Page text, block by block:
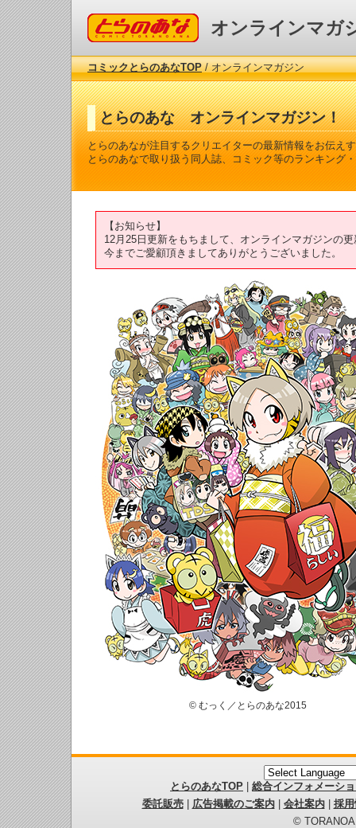
コミックとらのあな オンラインマガ
コミックとらのあなTOP/ オンラインマガジン
とらのあな オンラインマガジン！
とらのあなが注目するクリエイターの最新情報をお伝え
とらのあなで取り扱う同人誌、コミック等のランキング
【お知らせ】
12月25日更新をもちまして、オンラインマガジンの
今までご愛顧頂きましてありがとうございました。
© むっく／とらのあな2015
とらのあなTOP
総合インフォメーシ
委託販売| 広告掲載のご案内| 会社案内| 採
©